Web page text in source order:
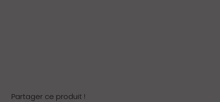
Partager ce produit !